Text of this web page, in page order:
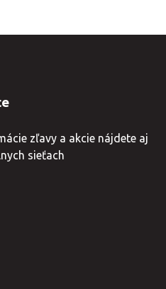
zľavy a akcie nájdete aj
sieťach